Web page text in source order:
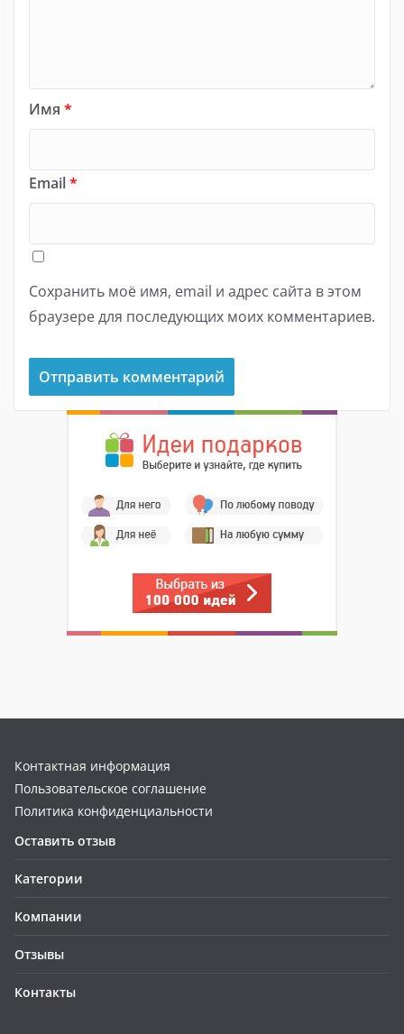
Имя *
Email*
Сохранить моё имя, email и адрес сайта в этом
браузере для последующих моих комментариев.
Контактная информация
Пользовательское соглашение
Политика конфиденциальности
Оставить отзыв
Категории
Компании
Отзывы
Контакты